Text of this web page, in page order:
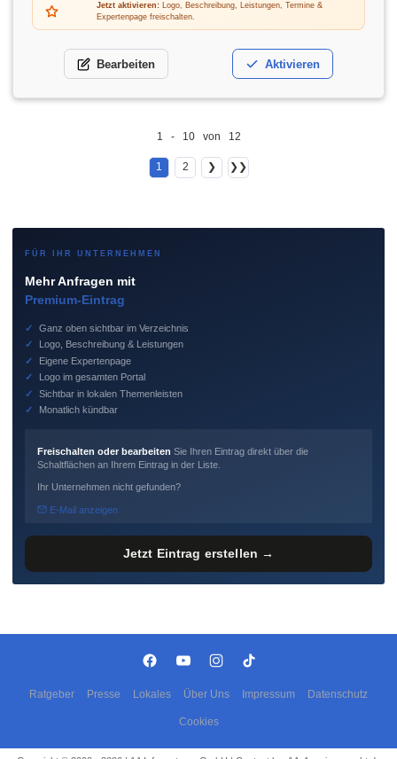
Jetzt aktivieren:Logo, Beschreibung, Leistungen, Termine &
Expertenpage freischalten.
Bearbeiten Aktivieren
1 - 10 von 12
1 2 ❯ ❯❯
FÜR IHR UNTERNEHMEN
Mehr Anfragen mit
Premium-Eintrag
✓
Ganz oben sichtbar im Verzeichnis
✓
Logo, Beschreibung & Leistungen
✓
Eigene Expertenpage
✓
Logo im gesamten Portal
✓
Sichtbar in lokalen Themenleisten
✓
Monatlich kündbar
Freischalten oder bearbeiten Sie Ihren Eintrag direkt über die
Schaltflächen an Ihrem Eintrag in der Liste.
Ihr Unternehmen nicht gefunden?
E-Mail anzeigen
Jetzt Eintrag erstellen →
Ratgeber Presse Lokales Über Uns Impressum Datenschutz
Cookies